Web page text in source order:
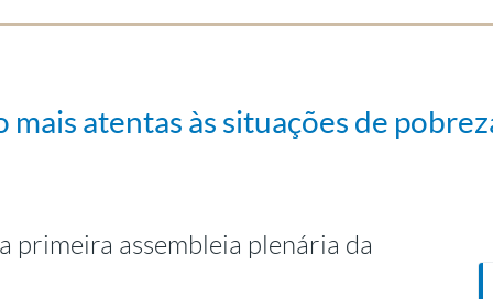
atentas às situações de
primeira assembleia plenária da